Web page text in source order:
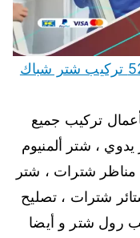
فني تركيب شتر الجهراء 52227343 تركيب شتر شباك
تركيب جميع
، شتر ألمنيوم
مناظر شترات ، شتر
شترات ، تصليح
رول شتر و أيضا